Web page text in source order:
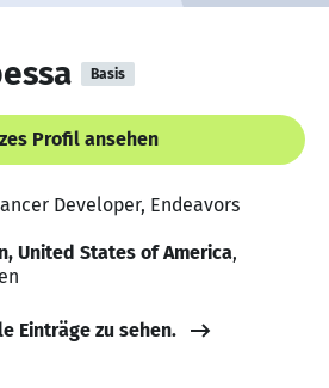
Basis
Profil ansehen
Developer, Endeavors
United States of America,
Einträge zu sehen.